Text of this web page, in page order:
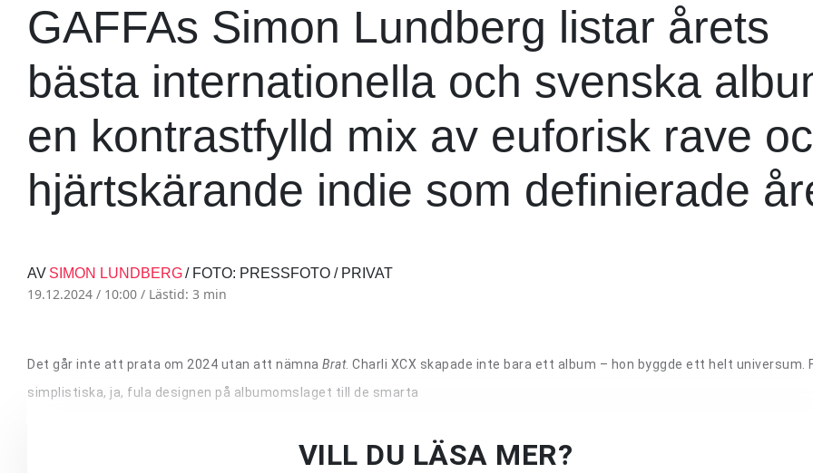
GAFFAs Simon Lundberg listar årets
bästa internationella och svenska
en kontrastfylld mix av euforisk rave
hjärtskärande indie som definierade
AV SIMON LUNDBERG/ FOTO: PRESSFOTO / PRIVAT
19.12.2024 / 10:00 / Lästid: 3 min
Det går inte att prata om 2024 utan att nämna Brat. Charli XCX skapade inte bara ett album – hon byggde ett helt universum.
simplistiska, ja, fula designen på albumomslaget till de smarta
VILL DU LÄSA MER?